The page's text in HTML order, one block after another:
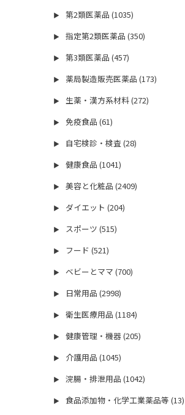
▶ 第2類医薬品 (1035)
▶ 指定第2類医薬品 (350)
▶ 第3類医薬品 (457)
▶ 薬局製造販売医薬品 (173)
▶ 生薬・漢方系材料 (272)
▶ 免疫食品 (61)
▶ 自宅検診・検査 (28)
▶ 健康食品 (1041)
▶ 美容と化粧品 (2409)
▶ ダイエット (204)
▶ スポーツ (515)
▶ フード (521)
▶ ベビーとママ (700)
▶ 日常用品 (2998)
▶ 衛生医療用品 (1184)
▶ 健康管理・機器 (205)
▶ 介護用品 (1045)
▶ 浣腸・排泄用品 (1042)
▶ 食品添加物・化学工業薬品等 (13)